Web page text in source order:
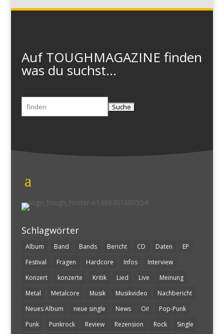
Auf TOUGHMAGAZINE finden
was du suchst...
Suchen
nach:
Schlagwörter
Album Band Bands Bericht CD Daten
EP
Festival
Fragen Hardcore Infos
Interview
Konzert
konzerte Kritik Lied Live
Meinung
Metal
Metalcore Musik Musikvideo
Nachbericht
Neues Album
neue single News Oi!
Pop-Punk
Punk
Punkrock Review Rezension Rock Single